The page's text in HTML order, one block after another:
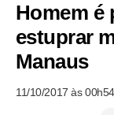
Homem é
estuprar
Manaus
11/10/2017 às 00h54